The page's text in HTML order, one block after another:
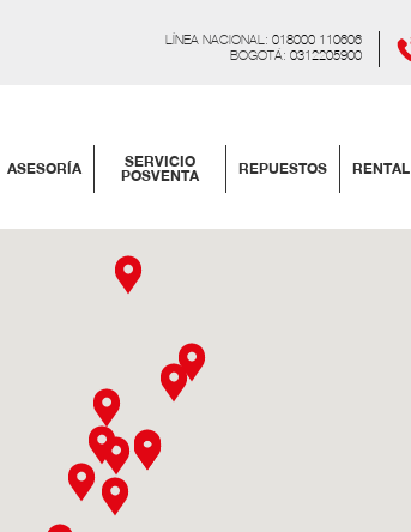
LÍNEA NACIONAL: 018000 110606
BOGOTÁ: 0312205900
ASESORÍA
SERVICIO
POSVENTA
REPUESTOS RENTAL